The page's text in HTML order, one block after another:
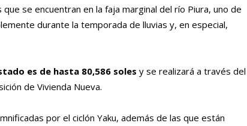
se encuentran en la faja marginal del río Piura, uno de
durante la temporada de lluvias y, en especial,
es de hasta 80,586 soles y se realizará a través del
de Vivienda Nueva.
por el ciclón Yaku, además de las que están